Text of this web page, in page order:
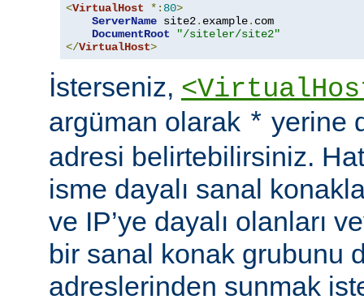
<VirtualHost *: 80>
ServerName site2. example. com
DocumentRoot
"/siteler/site2"
</VirtualHost>
İsterseniz,
argüman olarak * yerine
adresi belirtebilirsiniz.
isme dayalı sanal
ve IP’ye dayalı olanları
bir sanal konak grubunu
adreslerinden sunmak